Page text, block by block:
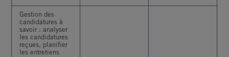
Gestion des
candidatures à
savoir : analyser
les candidatures
reçues, planifier
les entretiens